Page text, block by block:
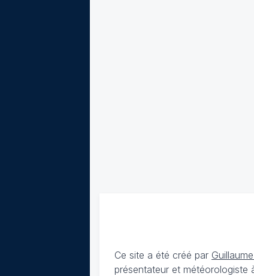
Ce site a été créé par
présentateur et météorologiste